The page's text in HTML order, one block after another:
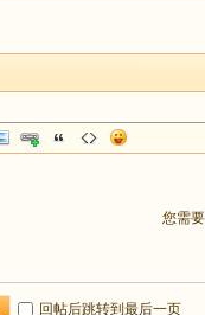
您需
回帖后跳转到最后一页